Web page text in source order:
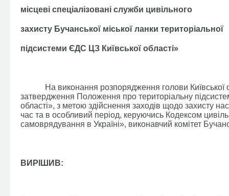
місцеві спеціалізовані служби цивільного
захисту Бучанської міської ланки територіальної
підсистеми ЄДС ЦЗ Київської області»
На виконання розпорядження голови Київської
затвердження Положення про територіальну
області», з метою здійснення заходів щодо захисту
час та в особливий період, керуючись Кодексом
самоврядування в Україні», виконавчий комітет
ВИРІШИВ: